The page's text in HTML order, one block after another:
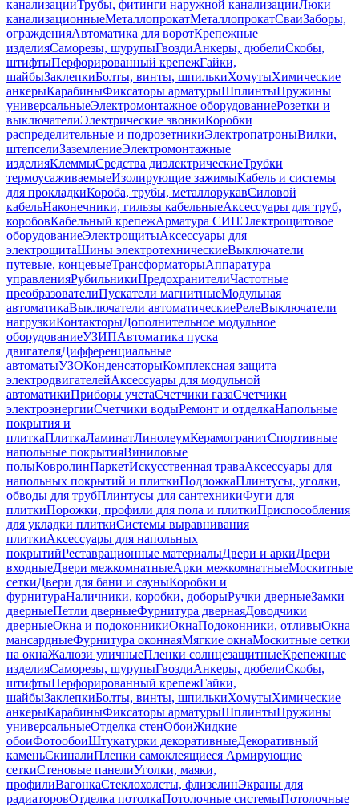
канализацииТрубы, фитинги наружной канализацииЛюки
канализационныеМеталлопрокатМеталлопрокатСваиЗаборы,
огражденияАвтоматика для воротКрепежные
изделияСаморезы, шурупыГвоздиАнкеры, дюбелиСкобы,
штифтыПерфорированный крепежГайки,
шайбыЗаклепкиБолты, винты, шпилькиХомутыХимические
анкерыКарабиныФиксаторы арматурыШплинтыПружины
универсальныеЭлектромонтажное оборудованиеРозетки и
выключателиЭлектрические звонкиКоробки
распределительные и подрозетникиЭлектропатроныВилки,
штепселиЗаземлениеЭлектромонтажные
изделияКлеммыСредства диэлектрическиеТрубки
термоусаживаемыеИзолирующие зажимыКабель и системы
для прокладкиКороба, трубы, металлорукавСиловой
кабельНаконечники, гильзы кабельныеАксессуары для труб,
коробовКабельный крепежАрматура СИПЭлектрощитовое
оборудованиеЭлектрощитыАксессуары для
электрощитаШины электротехническиеВыключатели
путевые, концевыеТрансформаторыАппаратура
управленияРубильникиПредохранителиЧастотные
преобразователиПускатели магнитныеМодульная
автоматикаВыключатели автоматическиеРелеВыключатели
нагрузкиКонтакторыДополнительное модульное
оборудованиеУЗИПАвтоматика пуска
двигателяДифференциальные
автоматыУЗОКонденсаторыКомплексная защита
электродвигателейАксессуары для модульной
автоматикиПриборы учетаСчетчики газаСчетчики
электроэнергииСчетчики водыРемонт и отделкаНапольные
покрытия и
плиткаПлиткаЛаминатЛинолеумКерамогранитСпортивные
напольные покрытияВиниловые
полыКовролинПаркетИскусственная траваАксессуары для
напольных покрытий и плиткиПодложкаПлинтусы, уголки,
обводы для трубПлинтусы для сантехникиФуги для
плиткиПорожки, профили для пола и плиткиПриспособления
для укладки плиткиСистемы выравнивания
плиткиАксессуары для напольных
покрытийРеставрационные материалыДвери и аркиДвери
входныеДвери межкомнатныеАрки межкомнатныеМоскитные
сеткиДвери для бани и сауныКоробки и
фурнитураНаличники, коробки, доборыРучки дверныеЗамки
дверныеПетли дверныеФурнитура двернаяДоводчики
дверныеОкна и подоконникиОкнаПодоконники, отливыОкна
мансардныеФурнитура оконнаяМягкие окнаМоскитные сетки
на окнаЖалюзи уличныеПленки солнцезащитныеКрепежные
изделияСаморезы, шурупыГвоздиАнкеры, дюбелиСкобы,
штифтыПерфорированный крепежГайки,
шайбыЗаклепкиБолты, винты, шпилькиХомутыХимические
анкерыКарабиныФиксаторы арматурыШплинтыПружины
универсальныеОтделка стенОбоиЖидкие
обоиФотообоиШтукатурки декоративныеДекоративный
каменьСкиналиПленки самоклеящиеся Армирующие
сеткиСтеновые панелиУголки, маяки,
профилиВагонкаСтеклохолсты, флизелинЭкраны для
радиаторовОтделка потолкаПотолочные системыПотолочные